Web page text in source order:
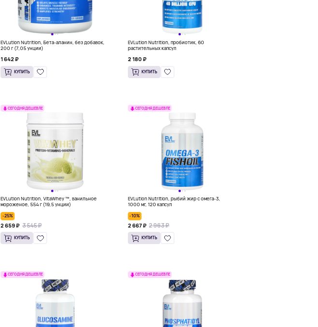
EVLution Nutrition, Бета-аланин, без добавок,
200 г (7,05 унции)
1 642 ₽
КУПИТЬ
EVLution Nutrition, пробиотик, 60
растительных капсул
2 180 ₽
КУПИТЬ
СЕГОДНЯ ДЕШЕВЛЕ
EVLution Nutrition, VitaWhey ™, ванильное
мороженое, 554 г (19,5 унции)
-25%
2 659 ₽ 3 545 ₽
КУПИТЬ
СЕГОДНЯ ДЕШЕВЛЕ
EVLution Nutrition, рыбий жир с омега-3,
1000 мг, 120 капсул
-10%
2 667 ₽ 2 963 ₽
КУПИТЬ
СЕГОДНЯ ДЕШЕВЛЕ СЕГОДНЯ ДЕШЕВЛЕ